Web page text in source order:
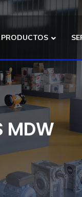
PRODUCTOS
MDW